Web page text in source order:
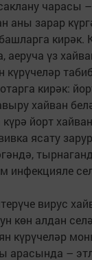
чарасы
аны зарар
кирәк.
аеруча үз
күрүчеләр
кирәк:
хайван
йорт
ясату
инфекцияле
вирус
көн алдан
күрүчеләр
арасында –